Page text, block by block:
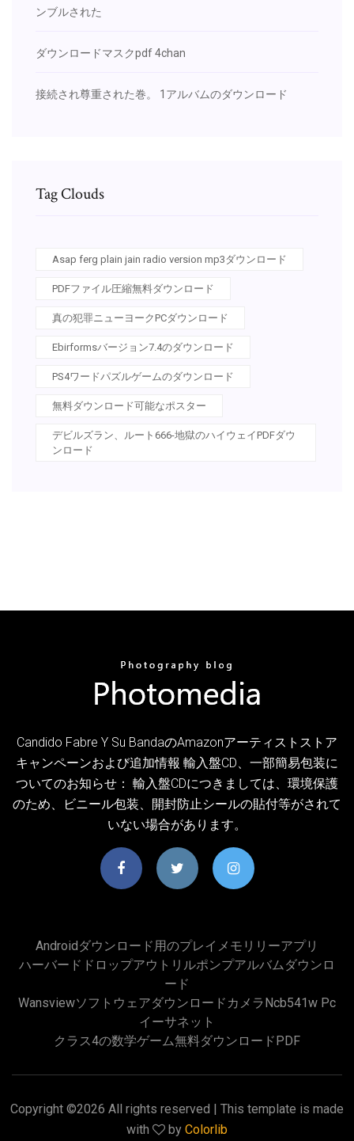
ンブルされた
ダウンロードマスクpdf 4chan
接続され尊重された巻。 1アルバムのダウンロード
Tag Clouds
Asap ferg plain jain radio version mp3ダウンロード
PDFファイル圧縮無料ダウンロード
真の犯罪ニューヨークPCダウンロード
Ebirformsバージョン7.4のダウンロード
PS4ワードパズルゲームのダウンロード
無料ダウンロード可能なポスター
デビルズラン、ルート666-地獄のハイウェイPDFダウ
ンロード
Candido Fabre Y Su BandaのAmazonアーティストストア
キャンペーンおよび追加情報 輸入盤CD、一部簡易包装に
ついてのお知らせ： 輸入盤CDにつきましては、環境保護
のため、ビニール包装、開封防止シールの貼付等がされて
いない場合があります。
Androidダウンロード用のプレイメモリリーアプリ
ハーバードドロップアウトリルポンプアルバムダウンロ
ード
Wansviewソフトウェアダウンロードカメラncb541w Pc
イーサネット
クラス4の数学ゲーム無料ダウンロードPDF
Copyright ©2026 All rights reserved | This template is made
with
by Colorlib